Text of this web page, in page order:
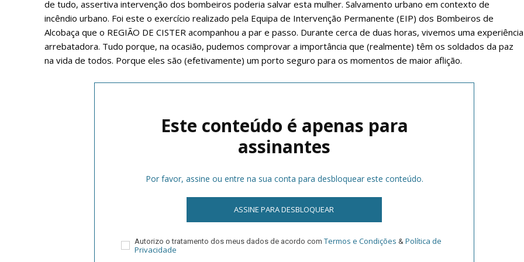
Planos de Assinatura
Faça-se assinante do Região de Cister e ajude-nos a manter este
Sendo assinante terá acesso a todos os conteúdos exclusivos e versões digitais.
de tudo, assertiva intervenção dos bombeiros poderia salvar esta mulher. Salvamento urbano em contexto de
incêndio urbano. Foi este o exercício realizado pela Equipa de Intervenção Permanente (EIP) dos Bombeiros de
Alcobaça que o REGIÃO DE CISTER acompanhou a par e passo. Durante cerca de duas horas, vivemos uma experiência
arrebatadora. Tudo porque, na ocasião, pudemos comprovar a importância que (realmente) têm os soldados da paz
na vida de todos. Porque eles são (efetivamente) um porto seguro para os momentos de maior aflição.
Este conteúdo é apenas para
assinantes
Por favor, assine ou entre na sua conta para desbloquear este conteúdo.
ASSINE PARA DESBLOQUEAR
Autorizo o tratamento dos meus dados de acordo com Termos e Condições & Política de
Privacidade